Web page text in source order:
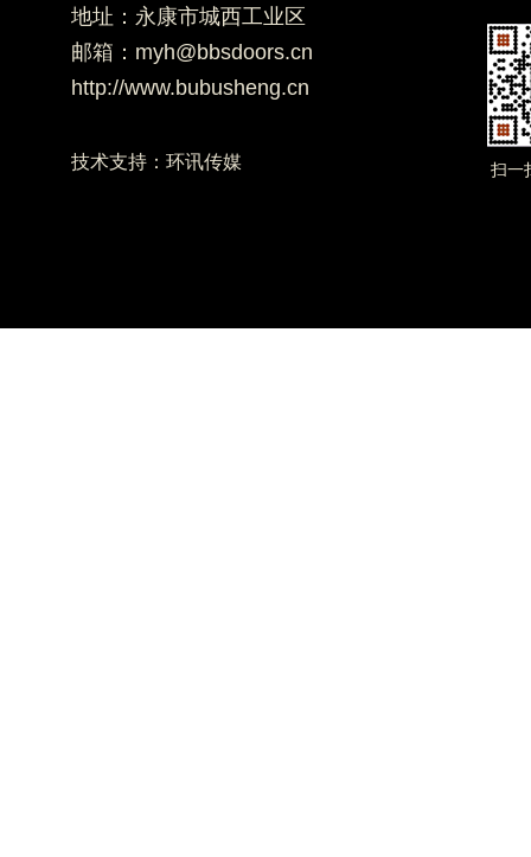
地址：永康市城西工业区
邮箱：myh@bbsdoors.cn
http://www.bubusheng.cn
技术支持： 环讯传媒 扫一